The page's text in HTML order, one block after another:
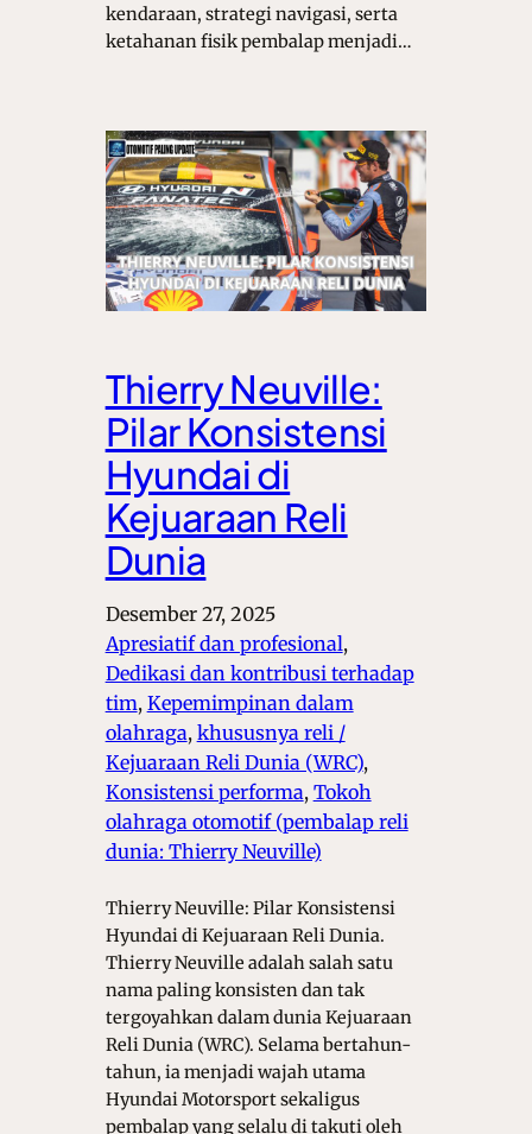
kendaraan, strategi navigasi, serta
ketahanan fisik pembalap menjadi…
Thierry Neuville:
Pilar Konsistensi
Hyundai di
Kejuaraan Reli
Dunia
Desember 27, 2025
Apresiatif dan profesional
Dedikasi dan kontribusi terhadap
tim, Kepemimpinan dalam
olahraga, khususnya reli /
Kejuaraan Reli Dunia (WRC)
Konsistensi performa, Tokoh
olahraga otomotif (pembalap reli
dunia: Thierry Neuville)
Thierry Neuville: Pilar Konsistensi
Hyundai di Kejuaraan Reli Dunia.
Thierry Neuville adalah salah satu
nama paling konsisten dan tak
tergoyahkan dalam dunia Kejuaraan
Reli Dunia (WRC). Selama bertahun-
tahun, ia menjadi wajah utama
Hyundai Motorsport sekaligus
pembalap yang selalu di takuti oleh